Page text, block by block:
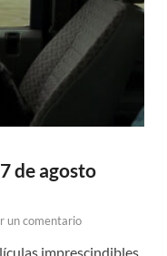
de agosto
un comentario
imprescindibles